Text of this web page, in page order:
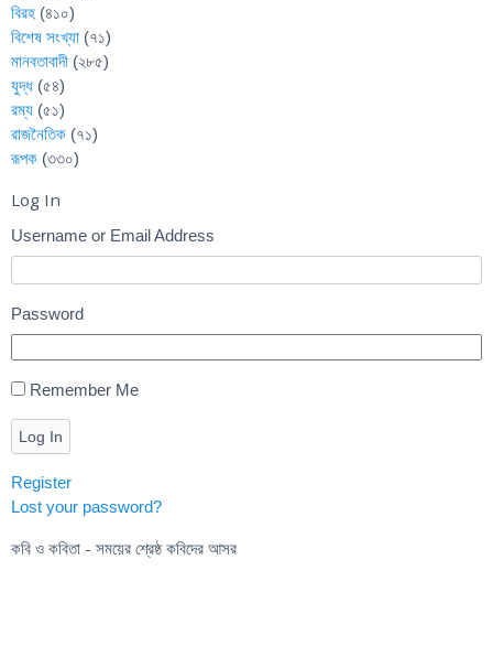
বিরহ (৪১০)
বিশেষ সংখ্যা (৭১)
মানবতাবাদী (২৮৫)
যুদ্ধ (৫৪)
রম্য (৫১)
রাজনৈতিক (৭১)
রূপক (৩৩০)
Log In
Username or Email Address
Password
Remember Me
Log In
Register
Lost your password?
কবি ও কবিতা - সময়ের শ্রেষ্ঠ কবিদের আসর